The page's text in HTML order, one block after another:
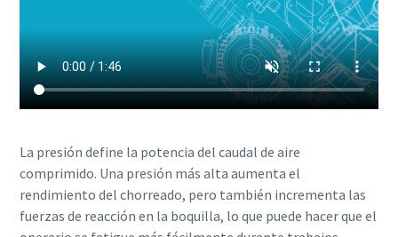
La presión define la potencia del caudal de aire
comprimido. Una presión más alta aumenta el
rendimiento del chorreado, pero también incrementa las
fuerzas de reacción en la boquilla, lo que puede hacer que el